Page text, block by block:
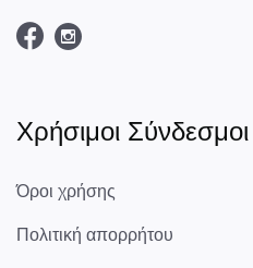
Χρήσιμοι Σύνδεσμοι
Όροι χρήσης
Πολιτική απορρήτου